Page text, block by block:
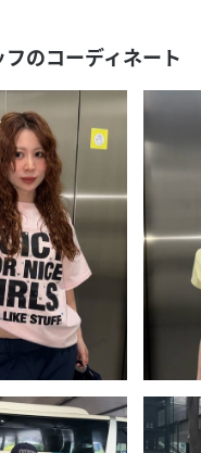
のコーディネート